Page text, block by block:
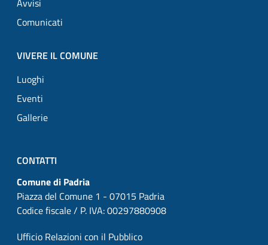
Avvisi
Comunicati
VIVERE IL COMUNE
Luoghi
Eventi
Gallerie
CONTATTI
Comune di Padria
Piazza del Comune 1 - 07015 Padria
Codice fiscale / P. IVA: 00297880908
Ufficio Relazioni con il Pubblico